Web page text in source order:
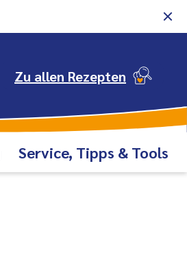
Zu allen Rezepten
Service, Tipps & Tools